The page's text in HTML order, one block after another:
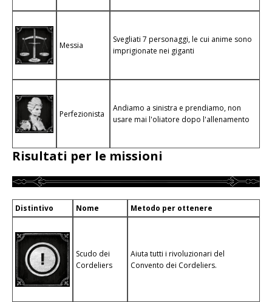
Messia
Svegliati 7 personaggi, le cui anime sono
imprigionate nei giganti
Perfezionista
Andiamo a sinistra e prendiamo, non
usare mai l'oliatore dopo l'allenamento
Risultati per le missioni
Distintivo Nome Metodo per ottenere
Scudo dei
Cordeliers
Aiuta tutti i rivoluzionari del
Convento dei Cordeliers.